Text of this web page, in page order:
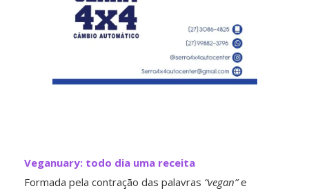
Veganuary: todo dia uma receita
Formada pela contração das palavras “vegan”e